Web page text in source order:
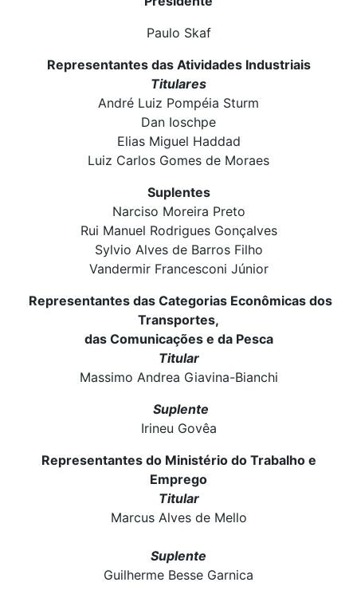
Paulo Skaf
Representantes das Atividades Industriais
Titulares
André Luiz Pompéia Sturm
Dan Ioschpe
Elias Miguel Haddad
Luiz Carlos Gomes de Moraes
Suplentes
Narciso Moreira Preto
Rui Manuel Rodrigues Gonçalves
Sylvio Alves de Barros Filho
Vandermir Francesconi Júnior
Representantes das Categorias Econômicas dos
Transportes,
das Comunicações e da Pesca
Titular
Massimo Andrea Giavina-Bianchi
Suplente
Irineu Govêa
Representantes do Ministério do Trabalho e
Emprego
Titular
Marcus Alves de Mello
Suplente
Guilherme Besse Garnica